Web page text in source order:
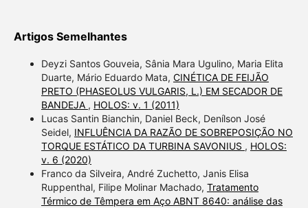
Artigos Semelhantes
Deyzi Santos Gouveia, Sânia Mara Ugulino, Maria Elita
Duarte, Mário Eduardo Mata, CINÉTICA DE FEIJÃO
PRETO (PHASEOLUS VULGARIS, L.) EM SECADOR DE
BANDEJA , HOLOS: v. 1 (2011)
Lucas Santin Bianchin, Daniel Beck, Denílson José
Seidel, INFLUÊNCIA DA RAZÃO DE SOBREPOSIÇÃO NO
TORQUE ESTÁTICO DA TURBINA SAVONIUS , HOLOS:
v. 6 (2020)
Franco da Silveira, André Zuchetto, Janis Elisa
Ruppenthal, Filipe Molinar Machado, Tratamento
Térmico de Têmpera em Aço ABNT 8640: análise das